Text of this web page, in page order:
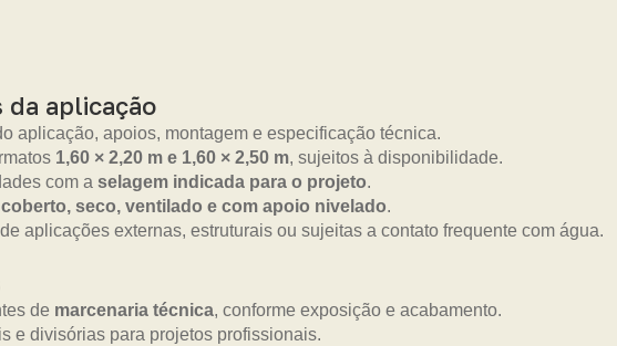
da aplicação
aplicação, apoios, montagem e especificação técnica.
1,60 × 2,20 m e 1,60 × 2,50 m, sujeitos à disponibilidade.
com a selagem indicada para o projeto.
coberto, seco, ventilado e com apoio nivelado.
aplicações externas, estruturais ou sujeitas a contato frequente com água.
de marcenaria técnica, conforme exposição e acabamento.
e divisórias para projetos profissionais.